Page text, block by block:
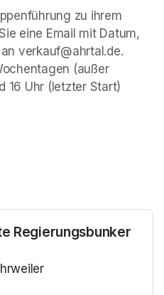
zu ihrem
eine Email mit Datum,
verkauf@ahrtal.de.
(außer
16 Uhr (letzter Start)
Regierungsbunker